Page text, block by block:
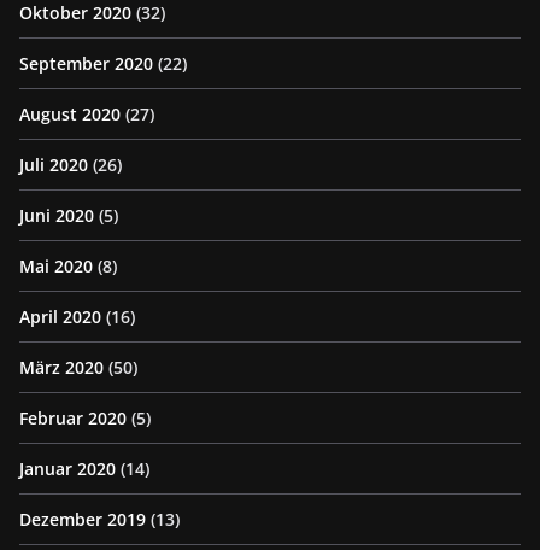
Oktober 2020 (32)
September 2020 (22)
August 2020 (27)
Juli 2020 (26)
Juni 2020 (5)
Mai 2020 (8)
April 2020 (16)
März 2020 (50)
Februar 2020 (5)
Januar 2020 (14)
Dezember 2019 (13)